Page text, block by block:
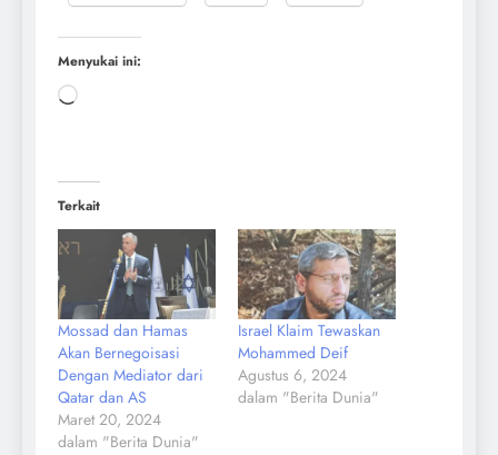
Menyukai ini:
Terkait
Mossad dan Hamas
Akan Bernegoisasi
Dengan Mediator dari
Qatar dan AS
Maret 20, 2024
dalam "Berita Dunia"
Israel Klaim Tewaskan
Mohammed Deif
Agustus 6, 2024
dalam "Berita Dunia"